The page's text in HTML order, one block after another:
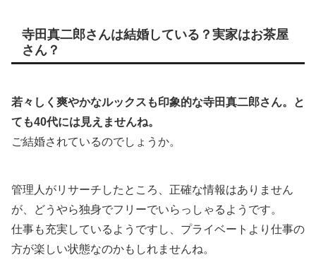
寺田真二郎さんは結婚している？実家はお茶屋
さん？
若々しく爽やかなルックスも印象的な寺田真二郎さん。と
ても40代には見えませんね。
ご結婚されているのでしょうか。
管理人がリサーチしたところ、正確な情報はありません
が、どうやら独身でフリーでいらっしゃるようです。
仕事も充実しているようですし、プライベートより仕事の
方が楽しい状態なのかもしれませんね。